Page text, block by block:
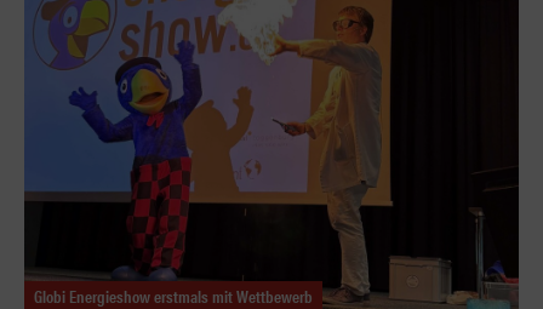
Globi Energieshow erstmals mit Wettbewerb